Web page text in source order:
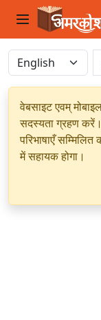
वेबसाइट एवम्
सदस्यता ग्रहण
परिभाषाएँ
में सहायक होगा।